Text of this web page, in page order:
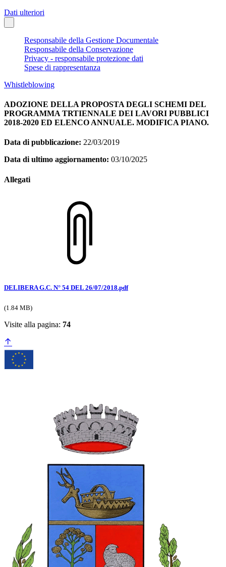
Dati ulteriori
Responsabile della Gestione Documentale
Responsabile della Conservazione
Privacy - responsabile protezione dati
Spese di rappresentanza
Whistleblowing
ADOZIONE DELLA PROPOSTA DEGLI SCHEMI DEL
PROGRAMMA TRTIENNALE DEI LAVORI PUBBLICI
2018-2020 ED ELENCO ANNUALE. MODIFICA PIANO.
Data di pubblicazione: 22/03/2019
Data di ultimo aggiornamento: 03/10/2025
Allegati
DELIBERA G.C. N° 54 DEL 26/07/2018.pdf
(1.84 MB)
Visite alla pagina: 74